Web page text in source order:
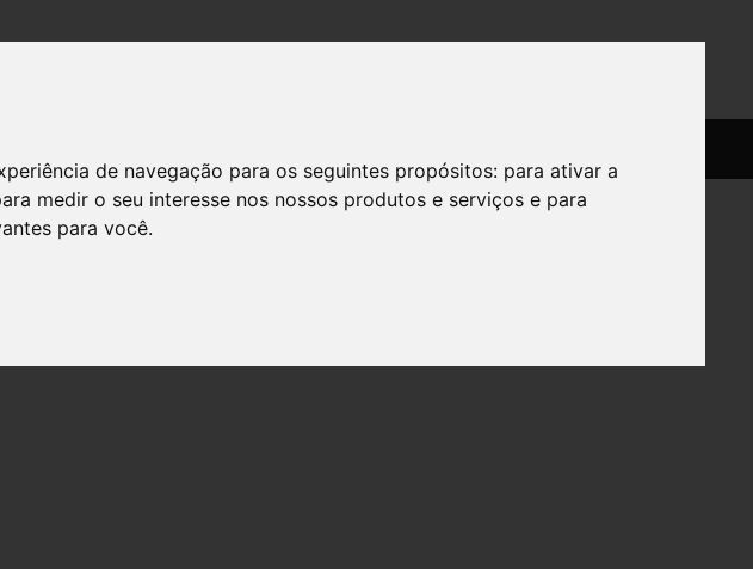
de navegação para os seguintes propósitos: para ativar a
medir o seu interesse nos nossos produtos e serviços e para
para você.
Pro900